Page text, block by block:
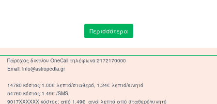
Περισσότερα
Πάροχος δικτύου OneCall τηλέφωνο:2172170000
Email: info@astropedia.gr
14780 κόστος:1.00€ λεπτό/σταθερό, 1.24€ λεπτό/κινητό
54760 κόστος:1.49€ /SMS
9017XXXXXX κόστος: από 1.49€ ανά λεπτό από σταθερό/κινητό